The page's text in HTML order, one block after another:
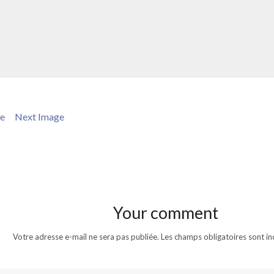
Next Image
Your comment
Votre adresse e-mail ne sera pas publiée. Les champs obligatoires sont